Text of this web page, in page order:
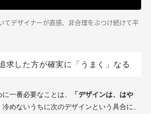
デザイナーが直感、非合理をぶつけ続けて平
求した方が確実に「うまく」なる
一番必要なことは、
「デザインは、はや
めないうちに次のデザインという具合に、